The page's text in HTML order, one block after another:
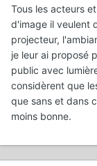
Tous les acteurs
d'image il veulent
projecteur,
je leur ai proposé
public avec
considèrent que
que sans et dans
moins bonne.